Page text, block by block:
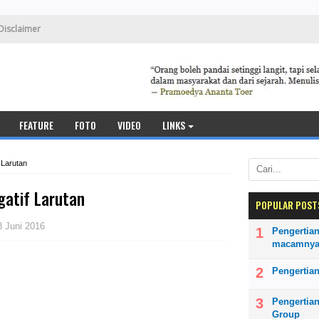
FEATURE FOTO VIDEO LINKS
Larutan
Juni 2016
POPULAR
macamnya
Group